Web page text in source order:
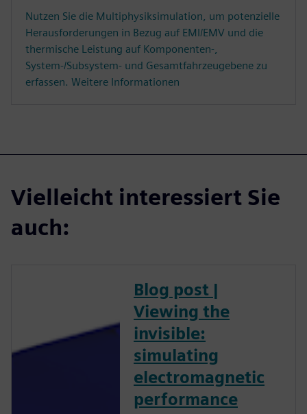
Nutzen Sie die Multiphysiksimulation, um potenzielle
Herausforderungen in Bezug auf EMI/EMV und die
thermische Leistung auf Komponenten-,
System-/Subsystem- und Gesamtfahrzeugebene zu
erfassen. Weitere Informationen
Vielleicht interessiert Sie
auch:
Blog post |
Viewing the
invisible:
simulating
electromagnetic
performance